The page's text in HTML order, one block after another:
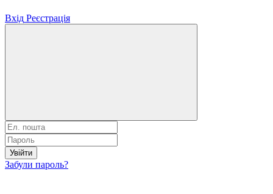
Вхід Реєстрація
Увійти
Забули пароль?